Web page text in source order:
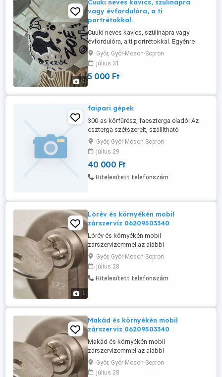
1
Cuuki neves kavics, szülinapra
vagy évfordulóra, a ti
portrétokkal.
Cuuki neves kavics, szülinapra vagy
évfordulóra, a ti portrétokkal. Egyénre
szabható.
Győr, Győr-Moson-Sopron
július 31
5 000 Ft
faipari gépek
300-as kőrfűrész, faeszterga eladó! Az
eszterga szétszerelt, szállítható
állapotban, motorral, sok tartozékkal
eladó!
Győr, Győr-Moson-Sopron
július 29
40 000 Ft
Hitelesített telefonszám
1
Lórév és környékén mobil
zárszervíz 06209503340
Lórév és környékén mobil
zárszervízemmel az alábbi
szolgáltatásokkal állok az Önök
rendelkezésére: Lórév zárcsere, Lórév
zárszerelés, lakatos, 062095 telefonos
ügyfélszolgálat, hétvégén is!!! 30-60
cseréljük igénye szerint. Lórév ...
Győr, Győr-Moson-Sopron
július 28
Hitelesített telefonszám
Makád és környékén mobil
zárszervíz 06209503340
Makád és környékén mobil
zárszervízemmel az alábbi
szolgáltatásokkal állok az Önök
rendelkezésére: Makád zárcsere, Makád
Győr, Győr-Moson-Sopron
július 28